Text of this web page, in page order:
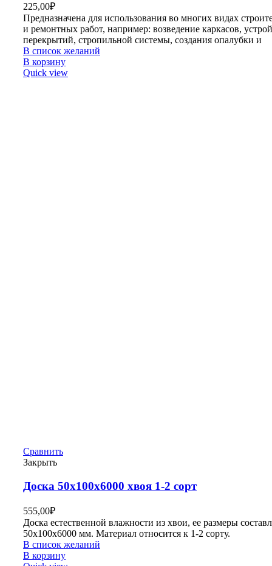
225,00₽
Предназначена для использования во многих видах
и ремонтных работ, например: возведение каркасов,
перекрытий, стропильной системы, создания опалубки и
В список желаний
В корзину
Quick view
Сравнить
Закрыть
Доска 50х100х6000 хвоя 1-2 сорт
555,00₽
Доска естественной влажности из хвои, ее размеры
50х100х6000 мм. Материал относится к 1-2 сорту.
В список желаний
В корзину